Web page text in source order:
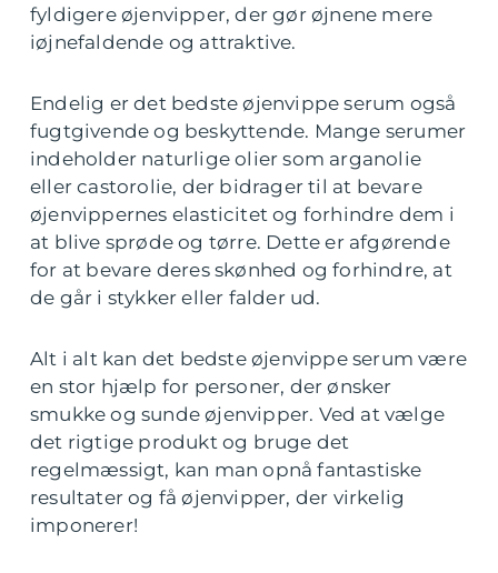
fyldigere øjenvipper, der gør øjnene mere
iøjnefaldende og attraktive.
Endelig er det bedste øjenvippe serum også
fugtgivende og beskyttende. Mange serumer
indeholder naturlige olier som arganolie
eller castorolie, der bidrager til at bevare
øjenvippernes elasticitet og forhindre dem i
at blive sprøde og tørre. Dette er afgørende
for at bevare deres skønhed og forhindre, at
de går i stykker eller falder ud.
Alt i alt kan det bedste øjenvippe serum være
en stor hjælp for personer, der ønsker
smukke og sunde øjenvipper. Ved at vælge
det rigtige produkt og bruge det
regelmæssigt, kan man opnå fantastiske
resultater og få øjenvipper, der virkelig
imponerer!